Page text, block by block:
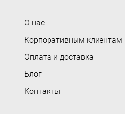
О нас
Корпоративным клиентам
Оплата и доставка
Блог
Контакты